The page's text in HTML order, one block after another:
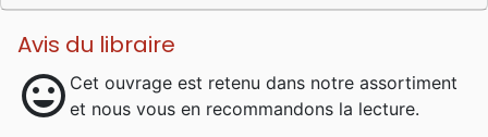
Avis du libraire
mood Cet ouvrage est retenu dans notre assortiment
et nous vous en recommandons la lecture.